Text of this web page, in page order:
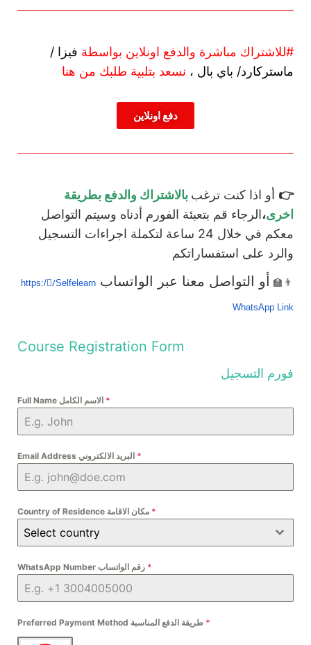
#للاشتراك مباشرة والدفع اونلاين بواسطة فيزا /
ماستركارد/ باي بال ، نسعد بتلبية طلبك من هنا
دفع اونلاين
👉 أو اذا كنت ترغب بالاشتراك والدفع بطريقة
اخرى،الرجاء قم بتعبئة الفورم أدناه وسيتم التواصل
معكم في خلال 24 ساعة لتكملة اجراءات التسجيل
والرد على استفساراتكم
👨‍🏫 أو التواصل معنا عبر الواتساب https://ًSelfelearn
WhatsApp Link
Course Registration Form
فورم التسجيل
*
*
*
Select country
*
*